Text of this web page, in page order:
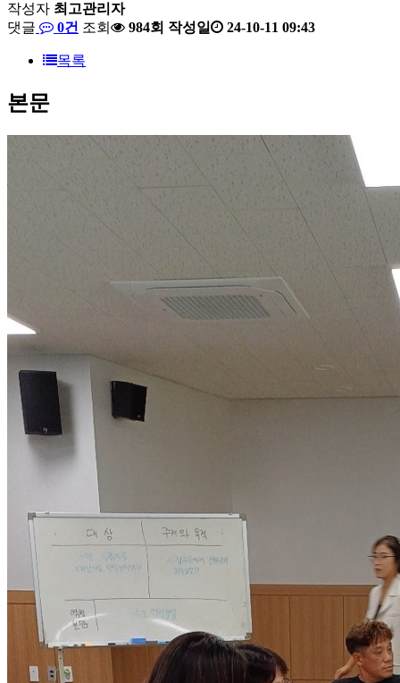
작성자 최고관리자
댓글
0건 조회 984회 작성일 24-10-11 09:43
목록
본문